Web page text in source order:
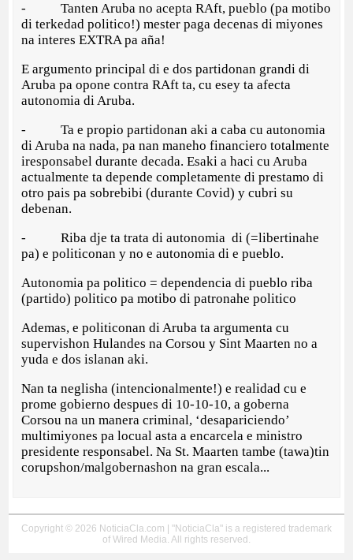
- Tanten Aruba no acepta RAft, pueblo (pa motibo
di terkedad politico!) mester paga decenas di miyones
na interes EXTRA pa aña!
E argumento principal di e dos partidonan grandi di
Aruba pa opone contra RAft ta, cu esey ta afecta
autonomia di Aruba.
- Ta e propio partidonan aki a caba cu autonomia
di Aruba na nada, pa nan maneho financiero totalmente
iresponsabel durante decada. Esaki a haci cu Aruba
actualmente ta depende completamente di prestamo di
otro pais pa sobrebibi (durante Covid) y cubri su
debenan.
- Riba dje ta trata di autonomia di (=libertinahe
pa) e politiconan y no e autonomia di e pueblo.
Autonomia pa politico = dependencia di pueblo riba
(partido) politico pa motibo di patronahe politico
Ademas, e politiconan di Aruba ta argumenta cu
supervishon Hulandes na Corsou y Sint Maarten no a
yuda e dos islanan aki.
Nan ta neglisha (intencionalmente!) e realidad cu e
prome gobierno despues di 10-10-10, a goberna
Corsou na un manera criminal, ‘desapariciendo’
multimiyones pa locual asta a encarcela e ministro
presidente responsabel. Na St. Maarten tambe (tawa)tin
corupshon/malgobernashon na gran escala...
Copyright © 2026 NoticiaCla.com | "NoticiaCla" is a registered trademark
of Wired Media. All rights reserved.